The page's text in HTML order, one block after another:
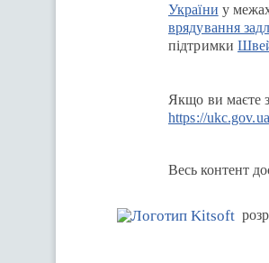
України у
врядування
підтримки
Якщо ви маєте
https://
Весь контент